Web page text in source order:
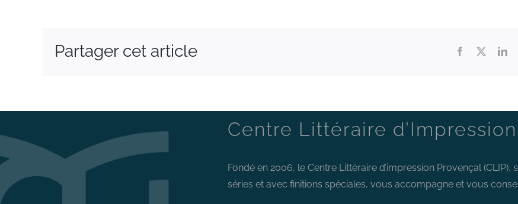
Partager cet article Facebook
Centre Littéraire
Fondé en 2006, le Centre Littéraire d’impression Provençal
séries et avec finitions spéciales, vous accompagne et vous